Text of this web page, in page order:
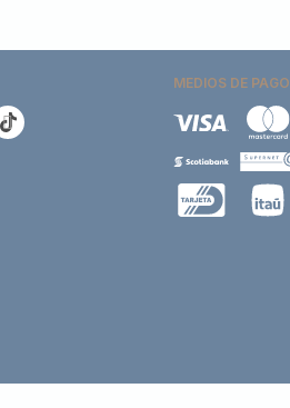

MEDIOS DE PAGO